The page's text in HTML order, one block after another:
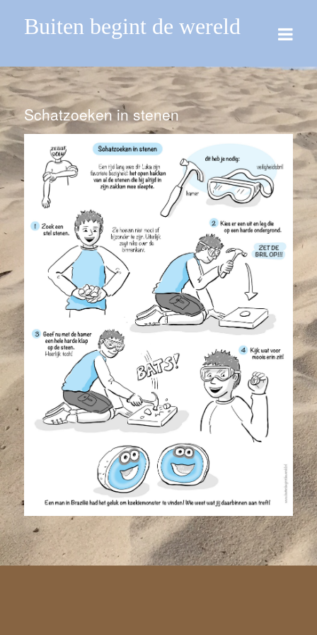
Buiten begint de wereld
Schatzoeken in stenen